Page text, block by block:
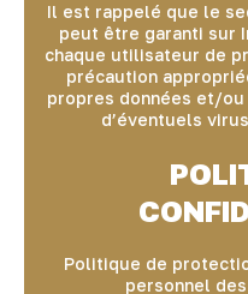
Il est rappelé que le
peut être garanti sur
chaque utilisateur de
précaution
propres données et/
d’éventuels
Politique de
personnel